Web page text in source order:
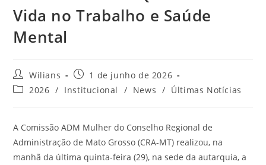
Vida no Trabalho e Saúde
Mental
Autor
do
post:
Wilians
Post
publicado:
1 de junho de 2026
Categoria
2026 / Institucional / News / Últimas Notícias
A Comissão ADM Mulher do Conselho Regional de
Administração de Mato Grosso (CRA-MT) realizou, na
manhã da última quinta-feira (29), na sede da autarquia, a